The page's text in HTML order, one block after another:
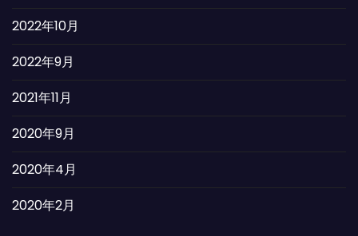
2022年10月
2022年9月
2021年11月
2020年9月
2020年4月
2020年2月